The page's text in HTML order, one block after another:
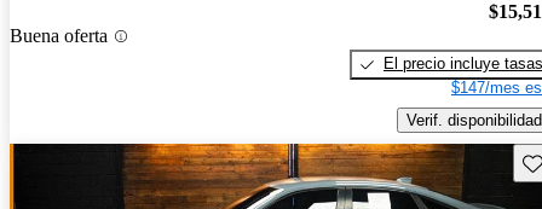
Buena oferta
El precio incluye tasas
$147/mes
Verif. disponibilidad